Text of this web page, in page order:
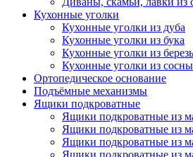
Кухонные уголки
Кухонные уголки из дуба
Кухонные уголки из бука
Кухонные уголки из
Кухонные уголки из сосны
Ортопедическое основание
Подъёмные механизмы
Ящики подкроватные
Ящики подкроватные из
Ящики подкроватные из
Ящики подкроватные из
Ящики подкроватные из